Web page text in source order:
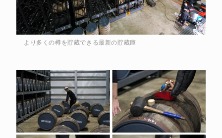
より多くの樽を貯蔵できる最新の貯蔵庫